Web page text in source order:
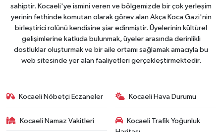
sahiptir. Kocaeli'ye ismini veren ve bölgemizde bir çok yerleşim
yerinin fethinde komutan olarak görev alan Akça Koca Gazi'nin
birleştirici rolünü kendisine şiar edinmiştir. Üyelerinin kültürel
gelişimlerine katkıda bulunmak, üyeler arasında derinlikli
dostluklar oluşturmak ve bir aile ortamı sağlamak amacıyla bu
web sitesinde yer alan faaliyetleri gerçekleştirmektedir.
Kocaeli Nöbetçi Eczaneler Kocaeli Hava Durumu
Kocaeli Namaz Vakitleri
Kocaeli Trafik Yoğunluk